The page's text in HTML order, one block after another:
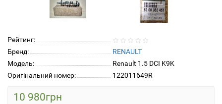
Рейтинг:
Бренд:
RENAULT
Модель:
Renault 1.5 DCI K9K
Оригінальний номер:
122011649R
10 980грн